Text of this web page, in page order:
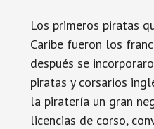
Los primeros piratas
Caribe fueron los
después se
piratas y corsarios
la piratería un gran
licencias de corso,